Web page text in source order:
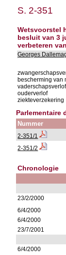
S. 2-351
Wetsvoorstel
besluit van 3
verbeteren
Georges
bescherming van
vaderschapsverlof
ouderverlof
ziekteverzekering
Parlementaire
Nummer
2-351/1
2-351/2
Chronologie
23/2/2000
6/4/2000
6/4/2000
23/7/2001
6/4/2000